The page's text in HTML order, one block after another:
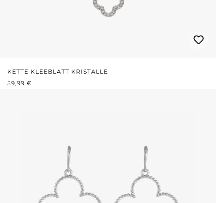
KETTE KLEEBLATT KRISTALLE
REGULÄRER PREIS:
59,99 €